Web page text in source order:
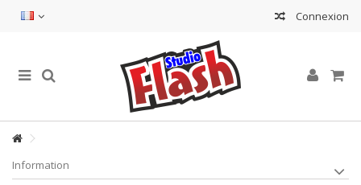
Connexion
Information